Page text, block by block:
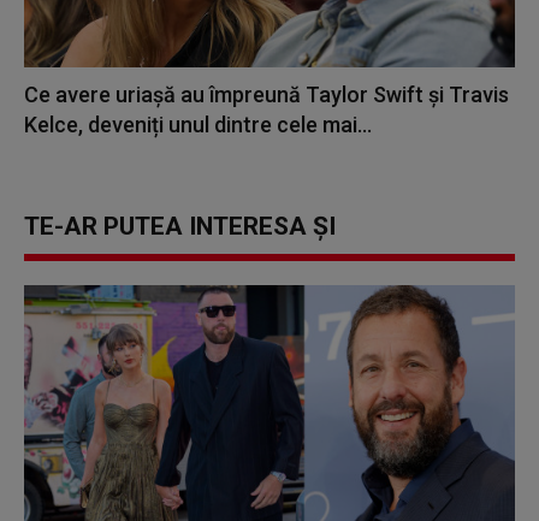
Ce avere uriașă au împreună Taylor Swift și Travis
Kelce, deveniți unul dintre cele mai...
TE-AR PUTEA INTERESA ȘI